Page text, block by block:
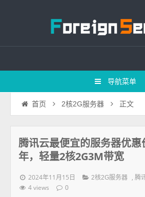
导航菜单
首页 2核2G服务器 正文
腾讯云最便宜的服务器优惠
年，轻量2核2G3M带宽
2024年11月15日 2核2G服务器 , 腾
4 views 0